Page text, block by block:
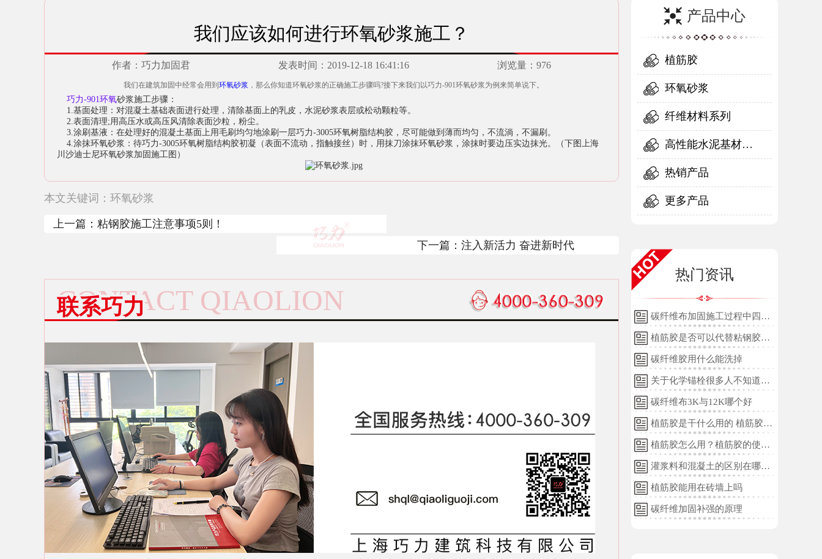
我们应该如何进行环氧砂浆施工？
作者： 巧力加固君 发表时间： 2019-12-18 16:41:16 浏览量： 976
我们在建筑加固中经常会用到 环氧砂浆 ，那么你知道环氧砂浆的正确施工步骤吗?接下来我们以巧力-901环氧砂浆为例来简单说下。
巧力-901环氧砂浆施工步骤：
1.基面处理：对混凝土基础表面进行处理，清除基面上的乳皮，水泥砂浆表层或松动颗粒等。
2.表面清理;用高压水或高压风清除表面沙粒，粉尘。
3.涂刷基液：在处理好的混凝土基面上用毛刷均匀地涂刷一层巧力-3005环氧树脂结构胶，尽可能做到薄而均匀，不流淌，不漏刷。
4.涂抹环氧砂浆：待巧力-3005环氧树脂结构胶初凝（表面不流动，指触接丝）时，用抹刀涂抹环氧砂浆，涂抹时要边压实边抹光。（下图上海
川沙迪士尼环氧砂浆加固施工图）
本文关键词： 环氧砂浆
上一篇： 粘钢胶施工注意事项5则！
下一篇： 注入新活力 奋进新时代
联系巧力
CONTACT QIAOLION
产品中心
植筋胶
环氧砂浆
纤维材料系列
高性能水泥基材料
系列
热销产品
更多产品
热门资讯
碳纤维布加固施工过程中四个
细节的详细说明
植筋胶是否可以代替粘钢胶使
用？
碳纤维胶用什么能洗掉
关于化学锚栓很多人不知道的
误区!
碳纤维布3K与12K哪个好
植筋胶是干什么用的 植筋胶的
用途和使用方法
植筋胶怎么用？植筋胶的使用
方法
灌浆料和混凝土的区别在哪
里？
植筋胶能用在砖墙上吗
碳纤维加固补强的原理